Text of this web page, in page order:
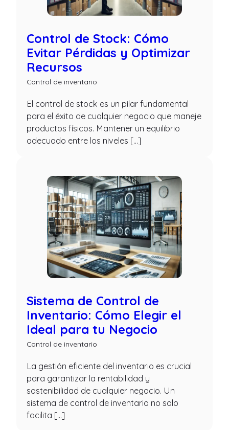
Control de Stock: Cómo
Evitar Pérdidas y Optimizar
Recursos
Control de inventario
El control de stock es un pilar fundamental
para el éxito de cualquier negocio que maneje
productos físicos. Mantener un equilibrio
adecuado entre los niveles […]
Sistema de Control de
Inventario: Cómo Elegir el
Ideal para tu Negocio
Control de inventario
La gestión eficiente del inventario es crucial
para garantizar la rentabilidad y
sostenibilidad de cualquier negocio. Un
sistema de control de inventario no solo
facilita […]